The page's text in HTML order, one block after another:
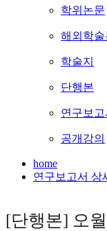
학위논문
해외학술
학술지
단행본
연구보고
공개강의
home
연구보고서 상
[단행본] 오